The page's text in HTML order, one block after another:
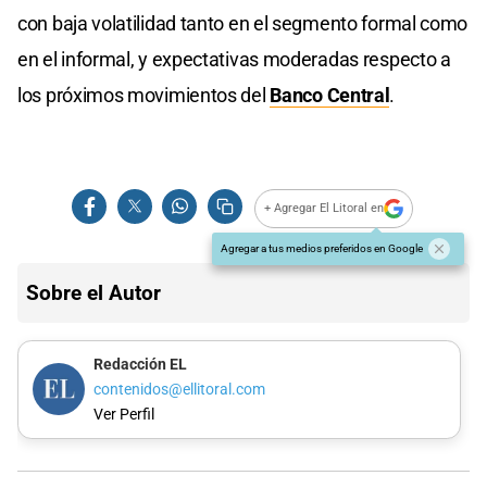
con baja volatilidad tanto en el segmento formal como
en el informal, y expectativas moderadas respecto a
los próximos movimientos del Banco Central.
+ Agregar El Litoral en
Agregar a tus medios preferidos en Google
Sobre el Autor
Redacción EL
contenidos@ellitoral.com
Ver Perfil